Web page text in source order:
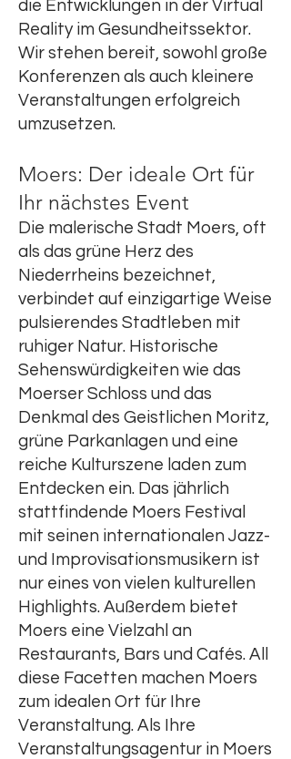
die Entwicklungen in der Virtual
Reality im Gesundheitssektor.
Wir stehen bereit, sowohl große
Konferenzen als auch kleinere
Veranstaltungen erfolgreich
umzusetzen.
Moers: Der ideale Ort für
Ihr nächstes Event
Die malerische Stadt Moers, oft
als das grüne Herz des
Niederrheins bezeichnet,
verbindet auf einzigartige Weise
pulsierendes Stadtleben mit
ruhiger Natur. Historische
Sehenswürdigkeiten wie das
Moerser Schloss und das
Denkmal des Geistlichen Moritz,
grüne Parkanlagen und eine
reiche Kulturszene laden zum
Entdecken ein. Das jährlich
stattfindende Moers Festival
mit seinen internationalen Jazz-
und Improvisationsmusikern ist
nur eines von vielen kulturellen
Highlights. Außerdem bietet
Moers eine Vielzahl an
Restaurants, Bars und Cafés. All
diese Facetten machen Moers
zum idealen Ort für Ihre
Veranstaltung. Als Ihre
Veranstaltungsagentur in Moers